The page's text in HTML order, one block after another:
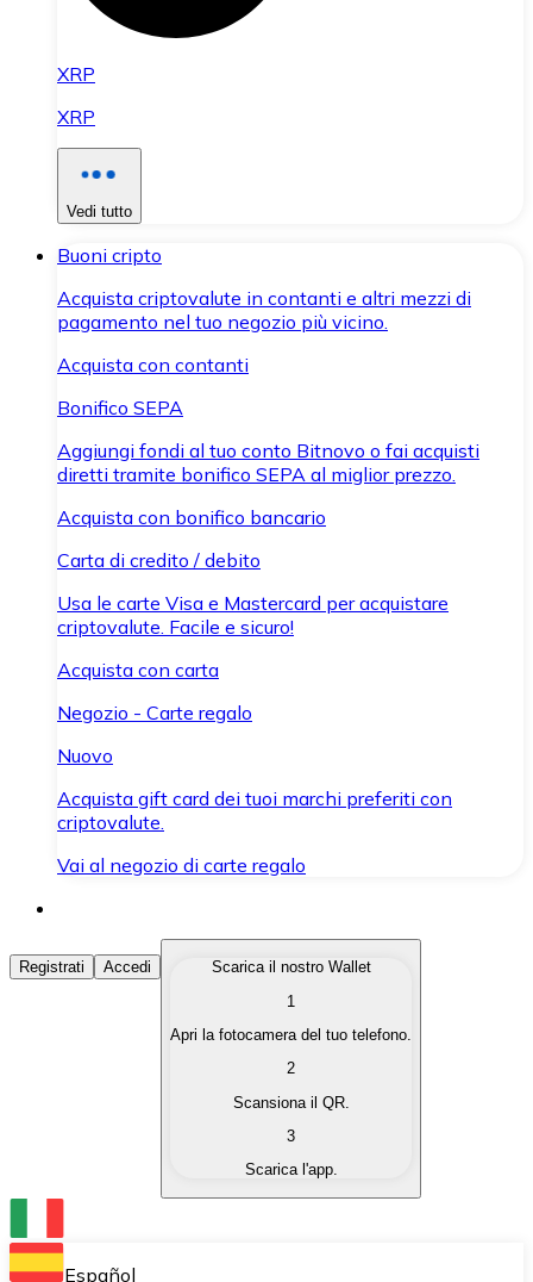
XRP
XRP
Vedi tutto
Buoni cripto
Acquista criptovalute in contanti e altri mezzi di
pagamento nel tuo negozio più vicino.
Acquista con contanti
Bonifico SEPA
Aggiungi fondi al tuo conto Bitnovo o fai acquisti
diretti tramite bonifico SEPA al miglior prezzo.
Acquista con bonifico bancario
Carta di credito / debito
Usa le carte Visa e Mastercard per acquistare
criptovalute. Facile e sicuro!
Acquista con carta
Negozio - Carte regalo
Nuovo
Acquista gift card dei tuoi marchi preferiti con
criptovalute.
Vai al negozio di carte regalo
Acquista Criptovalute
Acquista le criptovalute che ti interessano in modo
Converti le tue criptovalute in valuta fiat quando ne
Scambia una criptovaluta con un'altra
Conserva le tue cripto in un Wallet self-custodial.
Registrati Accedi
Scarica il nostro Wallet
1
Apri la fotocamera del tuo telefono.
2
Scansiona il QR.
3
Scarica l'app.
Español